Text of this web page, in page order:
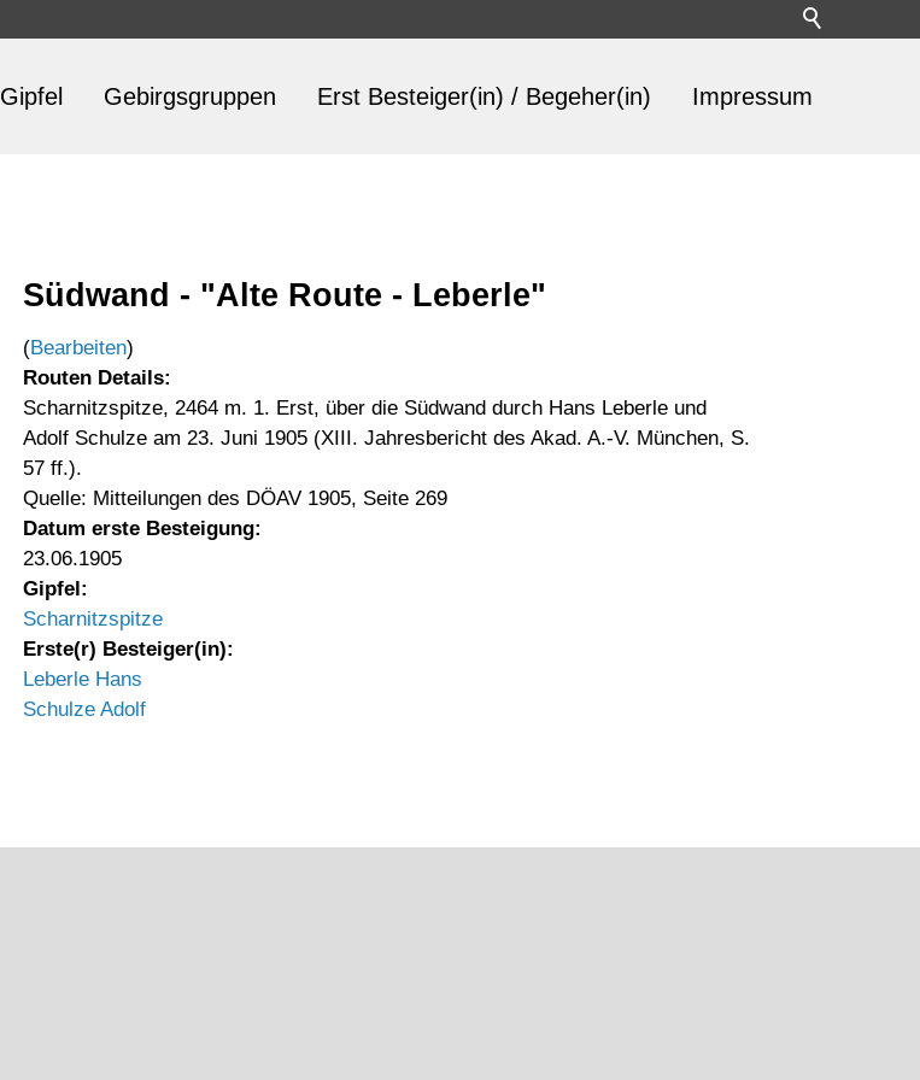
Gipfel Gebirgsgruppen Erst Besteiger(in) / Begeher(in) Impressum
Südwand - "Alte Route - Leberle"
(Bearbeiten)
Routen Details:
Scharnitzspitze, 2464 m. 1. Erst, über die Südwand durch Hans Leberle und
Adolf Schulze am 23. Juni 1905 (XIII. Jahresbericht des Akad. A.-V. München, S.
57 ff.).
Quelle: Mitteilungen des DÖAV 1905, Seite 269
Datum erste Besteigung:
23.06.1905
Gipfel:
Scharnitzspitze
Erste(r) Besteiger(in):
Leberle Hans
Schulze Adolf